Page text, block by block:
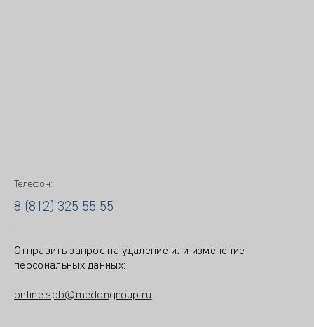
Телефон:
8 (812) 325 55 55
Отправить запрос на удаление или изменение
персональных данных:
online.spb@medongroup.ru